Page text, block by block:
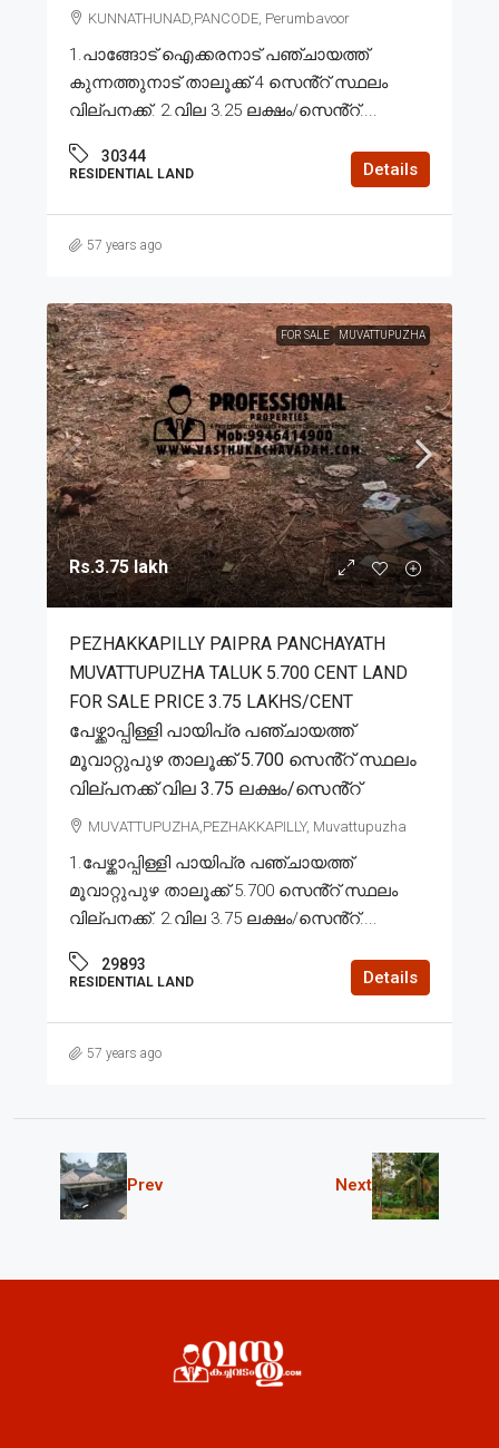
KUNNATHUNAD,PANCODE, Perumbavoor
1.പാങ്ങോട് ഐക്കരനാട് പഞ്ചായത്ത്
കുന്നത്തുനാട് താലൂക്ക് 4 സെൻ്റ് സ്ഥലം
വില്പനക്ക്. 2.വില 3.25 ലക്ഷം/സെൻ്റ്....
30344
RESIDENTIAL LAND Details
57 years ago
FOR SALE MUVATTUPUZHA
Rs.3.75 lakh
PEZHAKKAPILLY PAIPRA PANCHAYATH
MUVATTUPUZHA TALUK 5.700 CENT LAND
FOR SALE PRICE 3.75 LAKHS/CENT
പേഴ്ക്കാപ്പിള്ളി പായിപ്ര പഞ്ചായത്ത്
മൂവാറ്റുപുഴ താലൂക്ക് 5.700 സെൻ്റ് സ്ഥലം
വില്പനക്ക് വില 3.75 ലക്ഷം/സെൻ്റ്
MUVATTUPUZHA,PEZHAKKAPILLY, Muvattupuzha
1.പേഴ്ക്കാപ്പിള്ളി പായിപ്ര പഞ്ചായത്ത്
മൂവാറ്റുപുഴ താലൂക്ക് 5.700 സെൻ്റ് സ്ഥലം
വില്പനക്ക്. 2.വില 3.75 ലക്ഷം/സെൻ്റ്....
29893
RESIDENTIAL LAND Details
57 years ago
Prev Next